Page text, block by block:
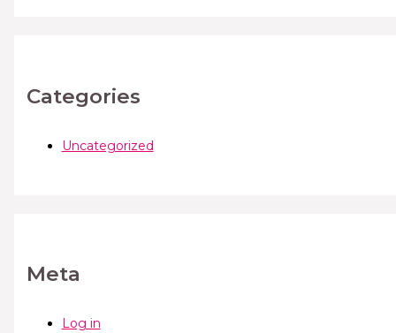
Categories
Uncategorized
Meta
Log in